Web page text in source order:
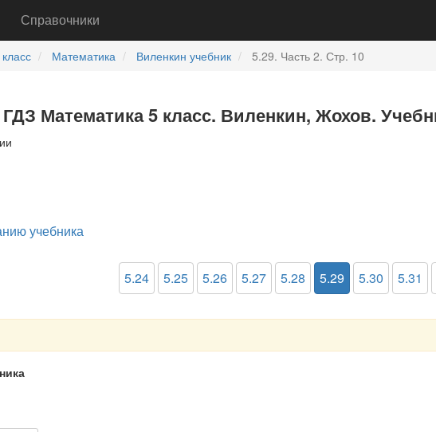
Справочники
Математика Виленкин учебник 5.29. Часть 2. Стр. 10
Математика 5 класс. Виленкин, Жохов.
учебника
5.24 5.25 5.26 5.27 5.28 5.29 5.30 5.31